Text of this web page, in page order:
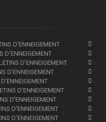
D'ENNEIGEMENT
D'ENNEIGEMENT
D'ENNEIGEMENT
D'ENNEIGEMENT
D'ENNEIGEMENT
D'ENNEIGEMENT
D'ENNEIGEMENT
D'ENNEIGEMENT